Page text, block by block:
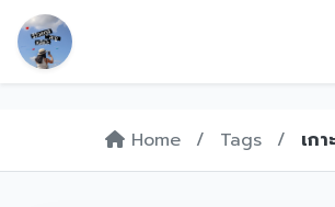
Home / Tags / เกา